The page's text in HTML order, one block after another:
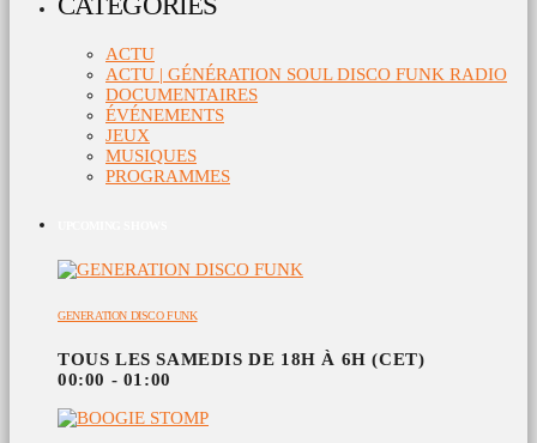
ACTU
ACTU | GÉNÉRATION SOUL DISCO FUNK RADIO
DOCUMENTAIRES
ÉVÉNEMENTS
JEUX
MUSIQUES
PROGRAMMES
GENERATION DISCO FUNK
TOUS LES SAMEDIS DE 18H À 6H (CET)
00:00 - 01:00